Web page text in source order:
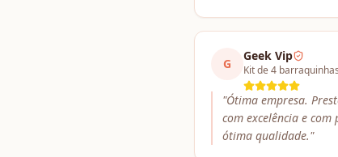
G
Geek Vip
Kit de 4
"Ótima empresa.
com excelência e com
ótima qualidade."